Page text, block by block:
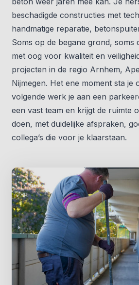
beschadigde constructies met
handmatige reparatie,
Soms op de begane grond, soms
met oog voor kwaliteit en
projecten in de regio Arnhem,
Nijmegen. Het ene moment sta je
volgende werk je aan een
een vast team en krijgt de ruimte
doen, met duidelijke afspraken,
collega’s die voor je klaarstaan.